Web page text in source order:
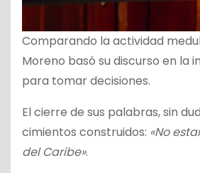
Comparando la actividad
Moreno basó su discurso en
para tomar decisiones.
El cierre de sus palabras, sin
cimientos construidos: «No
del Caribe».